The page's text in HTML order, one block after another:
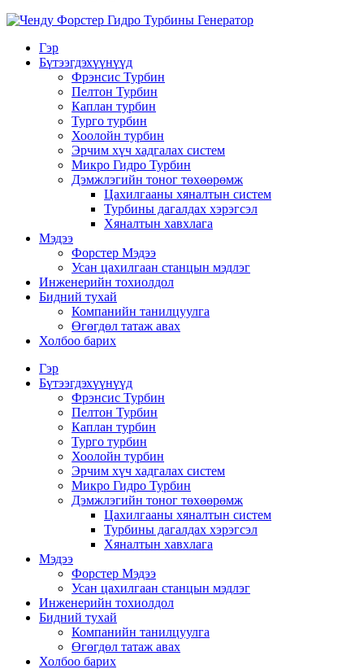
Гэр
Бүтээгдэхүүнүүд
Фрэнсис Турбин
Пелтон Турбин
Каплан турбин
Турго турбин
Хоолойн турбин
Эрчим хүч хадгалах систем
Микро Гидро Турбин
Дэмжлэгийн тоног төхөөрөмж
Цахилгааны хяналтын систем
Турбины дагалдах хэрэгсэл
Хяналтын хавхлага
Мэдээ
Форстер Мэдээ
Усан цахилгаан станцын мэдлэг
Инженерийн тохиолдол
Бидний тухай
Компанийн танилцуулга
Өгөгдөл татаж авах
Холбоо барих
Гэр
Бүтээгдэхүүнүүд
Фрэнсис Турбин
Пелтон Турбин
Каплан турбин
Турго турбин
Хоолойн турбин
Эрчим хүч хадгалах систем
Микро Гидро Турбин
Дэмжлэгийн тоног төхөөрөмж
Цахилгааны хяналтын систем
Турбины дагалдах хэрэгсэл
Хяналтын хавхлага
Мэдээ
Форстер Мэдээ
Усан цахилгаан станцын мэдлэг
Инженерийн тохиолдол
Бидний тухай
Компанийн танилцуулга
Өгөгдөл татаж авах
Холбоо барих